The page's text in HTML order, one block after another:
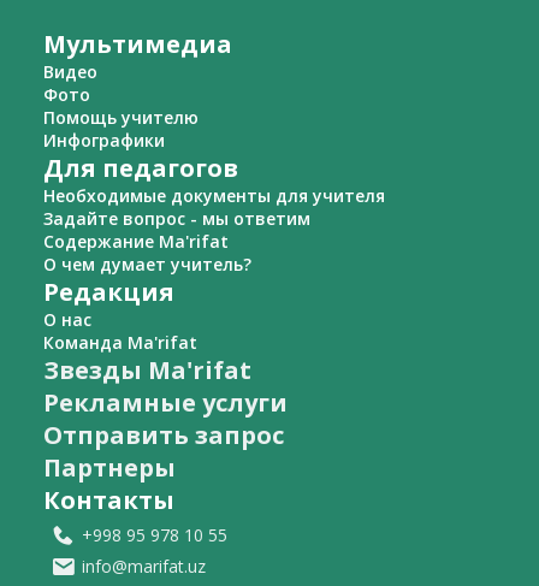
Мультимедиа
Видео
Фото
Помощь учителю
Инфографики
Для педагогов
Необходимые документы для учителя
Задайте вопрос - мы ответим
Содержание Ma'rifat
О чем думает учитель?
Редакция
О нас
Команда Ma'rifat
Звезды Ma'rifat
Рекламные услуги
Отправить запрос
Партнеры
Контакты
+998 95 978 10 55
info@marifat.uz